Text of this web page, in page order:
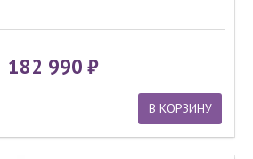
182 990
В КОРЗИНУ